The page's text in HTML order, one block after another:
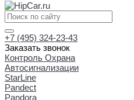
+7 (495) 324-23-43
Заказать звонок
Контроль Охрана
Автосигнализации
StarLine
Pandect
Pandora